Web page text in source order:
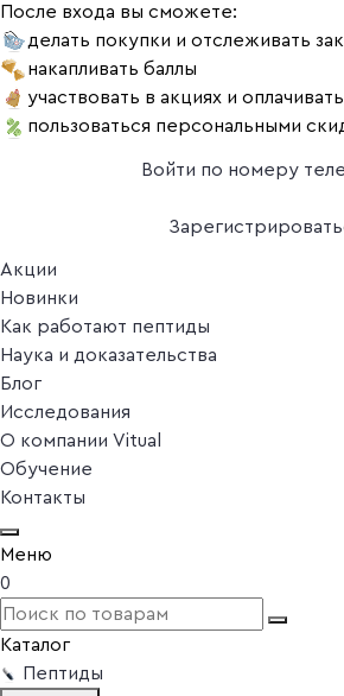
После входа вы сможете:
делать покупки и отслеживать
накапливать баллы
участвовать в акциях и
пользоваться персональными
Войти по номеру
Акции
Новинки
Как работают пептиды
Наука и доказательства
Блог
Исследования
О компании Vitual
Обучение
Контакты
Меню
0
Каталог
Пептиды